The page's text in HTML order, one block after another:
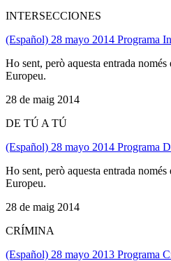
INTERSECCIONES
(Español) 28 mayo 2014 Programa
Ho sent, però aquesta entrada
Europeu.
28 de maig 2014
DE TÚ A TÚ
(Español) 28 mayo 2014 Programa
Ho sent, però aquesta entrada
Europeu.
28 de maig 2014
CRÍMINA
(Español) 28 mayo 2013 Programa